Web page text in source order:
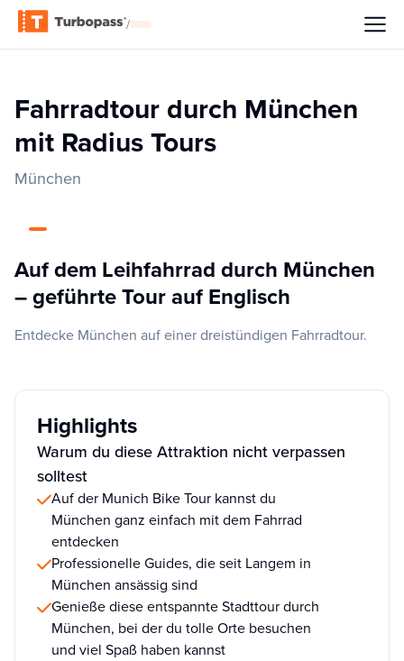
/
Fahrradtour durch München
mit Radius Tours
München
Auf dem Leihfahrrad durch München
– geführte Tour auf Englisch
Entdecke München auf einer dreistündigen Fahrradtour.
Highlights
Warum du diese Attraktion nicht verpassen
solltest
Auf der Munich Bike Tour kannst du
München ganz einfach mit dem Fahrrad
entdecken
Professionelle Guides, die seit Langem in
München ansässig sind
Genieße diese entspannte Stadttour durch
München, bei der du tolle Orte besuchen
und viel Spaß haben kannst